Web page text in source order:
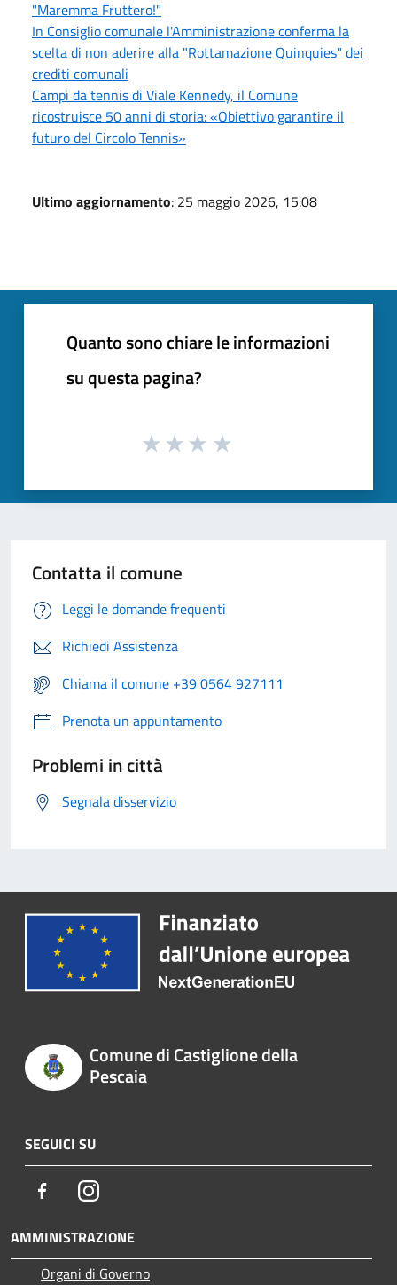
"Maremma Fruttero!"
In Consiglio comunale l'Amministrazione conferma la
scelta di non aderire alla "Rottamazione Quinquies" dei
crediti comunali
Campi da tennis di Viale Kennedy, il Comune
ricostruisce 50 anni di storia: «Obiettivo garantire il
futuro del Circolo Tennis»
Ultimo aggiornamento: 25 maggio 2026, 15:08
Quanto sono chiare le informazioni
su questa pagina?
Contatta il comune
Leggi le domande frequenti
Richiedi Assistenza
Chiama il comune +39 0564 927111
Prenota un appuntamento
Problemi in città
Segnala disservizio
Comune di Castiglione della
Pescaia
SEGUICI SU
FacebookInstagram
AMMINISTRAZIONE
Organi di Governo